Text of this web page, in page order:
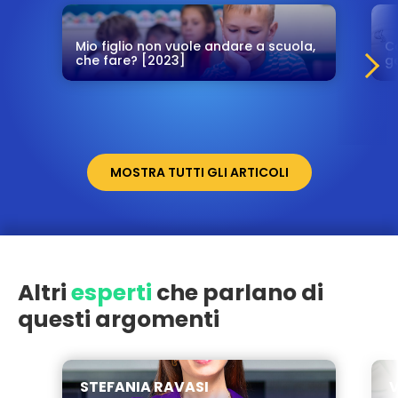
Mio figlio non vuole andare a scuola,
che fare? [2023]
MOSTRA TUTTI GLI ARTICOLI
Altriesperti che parlano di
questi argomenti
STEFANIA RAVASI